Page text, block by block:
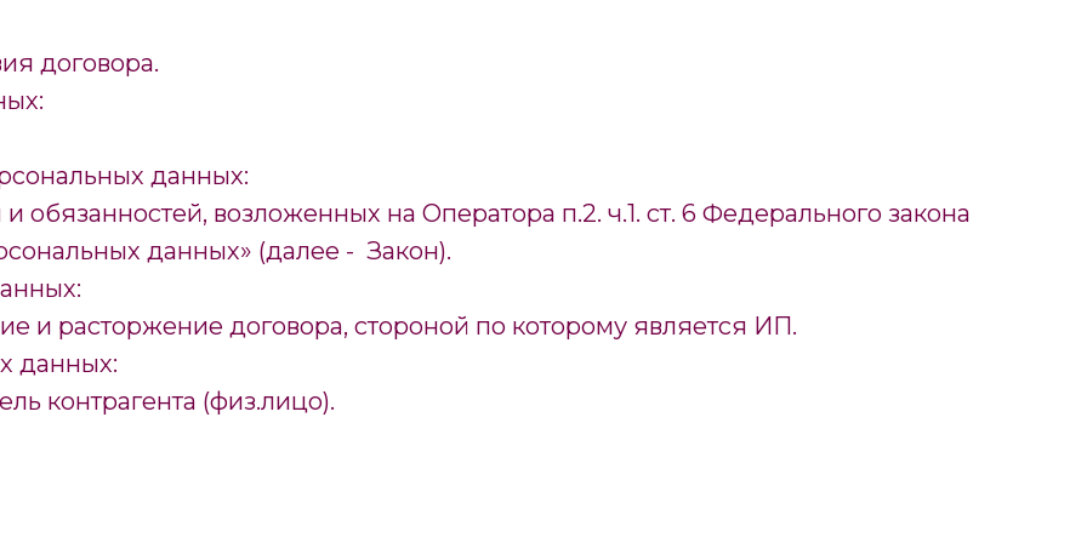
договора.
данных:
возложенных на Оператора п.2. ч.1. ст. 6 Федерального закона
данных» (далее - Закон).
и расторжение договора, стороной по которому является ИП.
данных:
контрагента (физ.лицо).